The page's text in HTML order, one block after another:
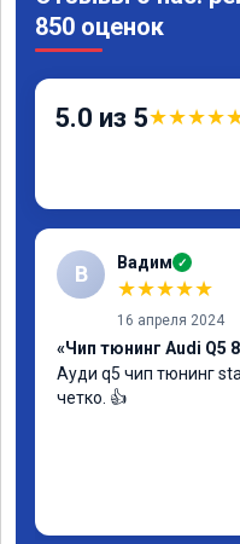
850 оценок
5.0 из 5★★★★
В Вадим ✓
★★★★★
16 апреля 2024
«Чип тюнинг Audi Q5
Ауди q5 чип тюнинг
четко. 👍